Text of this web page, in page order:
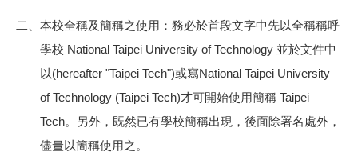
二、本校全稱及簡稱之使用：務必於首段文字中先以全稱稱呼
學校 National Taipei University of Technology 並於文件中
以(hereafter "Taipei Tech")或寫National Taipei University
of Technology (Taipei Tech)才可開始使用簡稱 Taipei
Tech。另外，既然已有學校簡稱出現，後面除署名處外，
儘量以簡稱使用之。